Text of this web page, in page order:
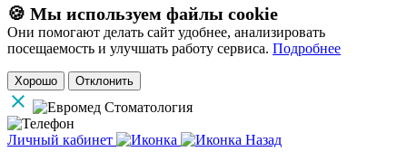
🍪 Мы используем файлы cookie
Они помогают делать сайт удобнее, анализировать
посещаемость и улучшать работу сервиса. Подробнее
Хорошо Отклонить
Личный кабинет
Назад